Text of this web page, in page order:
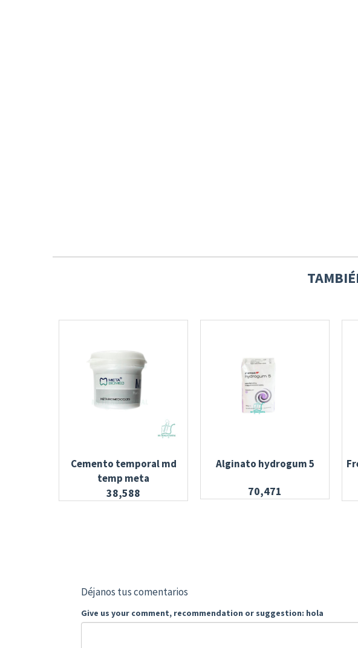
Cemento temporal md
temp meta
38,588
Alginato hydrogum 5
70,471
Déjanos tus comentarios
Give us your comment, recommendation or suggestion: hola